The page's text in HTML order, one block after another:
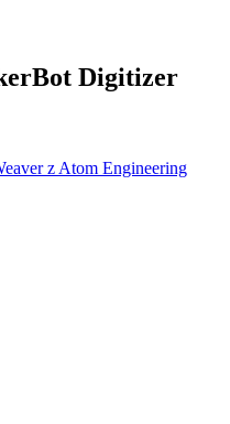
Digitizer
z Atom Engineering